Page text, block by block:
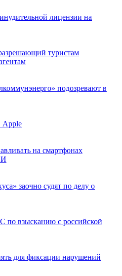
лицензии на
туристам
подозревают в
Apple
на смартфонах
заочно судят по делу о
по взысканию с российской
для фиксации нарушений